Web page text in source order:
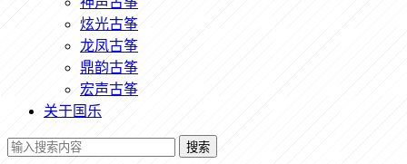
炫光古筝
龙凤古筝
鼎韵古筝
宏声古筝
关于国乐
搜索